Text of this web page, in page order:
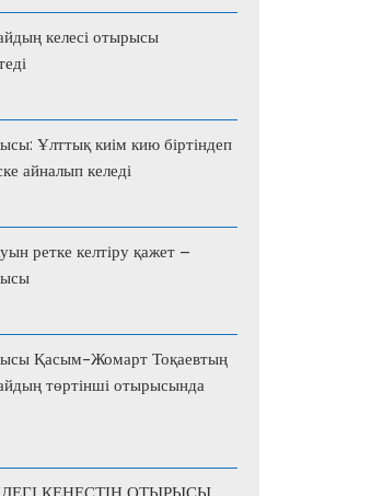
келесі отырысы
Ұлттық киім кию біртіндеп
айналып келеді
ретке келтіру қажет –
Қасым-Жомарт Тоқаевтың
төртінші отырысында